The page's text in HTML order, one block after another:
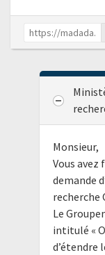
Monsieur,
Vous avez
demande
recherche
Le
intitulé «
d’étendre